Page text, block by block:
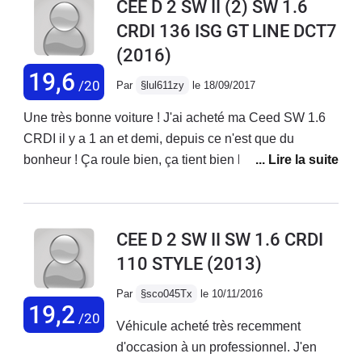
aux intempéries de l'Est, seul bémol concernant le gps
qui m'emmène dans des délires routiers parfois....Bref
n'hésitez plus.
19,6 /20
CEE D 2 SW II (2) SW 1.6
CRDI 136 ISG GT LINE DCT7
(2016)
Par §lul611zy le 18/09/2017
Une très bonne voiture ! J'ai acheté ma Ceed SW 1.6
CRDI il y a 1 an et demi, depuis ce n'est que du
bonheur ! Ça roule bien, ça tient bien la route, c'est
bien voyager. J'ai pris la version GT Line avec boite
panoramique ouvrant... ne manque plus que les sièges
en cuir. Je suis passé d'une optima Hybride à cette
Ceed (pour cause de manque de modularité), je ne
regrette absoluement pas ce changement. J'enlève
quelques étoiles concernant l'écologie parce que
quand il fait froid et que le moteur est froid (genre sport
19,2 /20
CEE D 2 SW II SW 1.6 CRDI
110 STYLE (2013)
Par §sco045Tx le 10/11/2016
Véhicule acheté très recemment
d'occasion à un professionnel. J'en